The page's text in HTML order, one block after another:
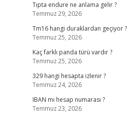
Tıpta endure ne anlama gelir ?
Temmuz 29, 2026
Tm16 hangi duraklardan geçiyor ?
Temmuz 25, 2026
Kaç farklı panda türü vardır ?
Temmuz 25, 2026
329 hangi hesapta izlenir ?
Temmuz 24, 2026
IBAN mı hesap numarası ?
Temmuz 23, 2026